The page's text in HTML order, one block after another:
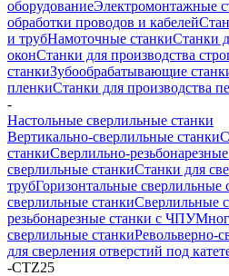
оборудованиеЭлектромонтажные
обработки проводов и кабелей
и трубНамоточные станкиСтанки
оконСтанки для производства
станкиЗубообрабатывающие
пленкиСтанки для производства
-
Настольные сверлильные станки
Вертикально-сверлильные станки
станкиСверлильно-
сверлильные станкиСтанки для
трубГоризонтальные сверлильные
сверлильные станкиСверлильные
резьбонарезные станки с ЧПУ
сверлильные станкиРевольверно-
для сверления отверстий под
-CTZ25